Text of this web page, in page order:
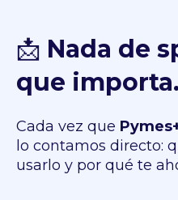
📩 Nada de
que importa.
Cada vez que
lo contamos directo:
usarlo y por qué te